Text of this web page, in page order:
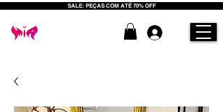
SALE: PEÇAS COM ATÉ 70% OFF